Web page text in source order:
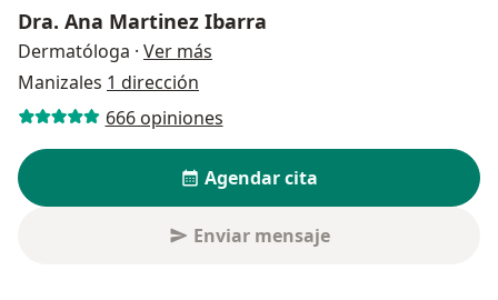
Dra. Ana Martinez Ibarra
Dermatóloga · Ver más
Manizales 1 dirección
666 opiniones
Agendar cita
Enviar mensaje